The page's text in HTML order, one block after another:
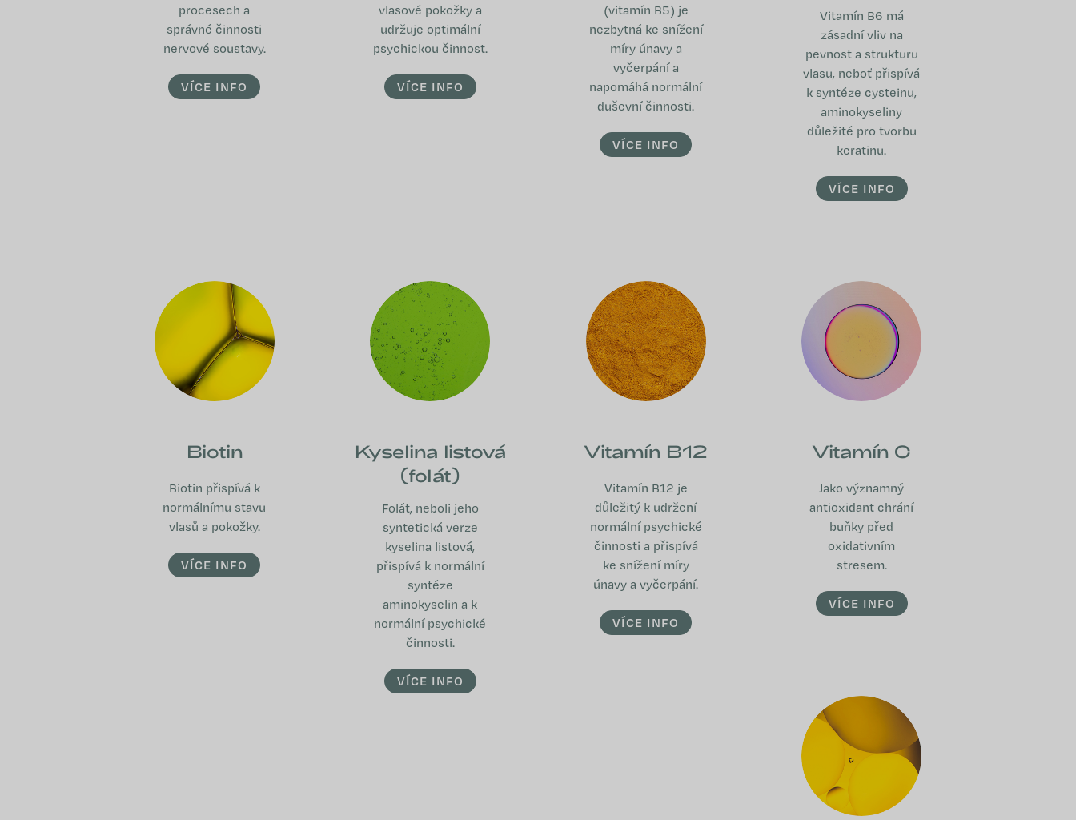
procesech a
správné činnosti
nervové soustavy.
VÍCE INFO
vlasové pokožky a
udržuje optimální
psychickou činnost.
VÍCE INFO
(vitamín B5) je
nezbytná ke snížení
míry únavy a
vyčerpání a
napomáhá normální
duševní činnosti.
VÍCE INFO
Vitamín B6 má
zásadní vliv na
pevnost a strukturu
vlasu, neboť přispívá
k syntéze cysteinu,
aminokyseliny
důležité pro tvorbu
keratinu.
VÍCE INFO
Biotin
Biotin přispívá k
normálnímu stavu
vlasů a pokožky.
VÍCE INFO
Kyselina listová
(folát)
Folát, neboli jeho
syntetická verze
kyselina listová,
přispívá k normální
syntéze
aminokyselin a k
normální psychické
činnosti.
VÍCE INFO
Vitamín B12
Vitamín B12 je
důležitý k udržení
normální psychické
činnosti a přispívá
ke snížení míry
únavy a vyčerpání.
VÍCE INFO
Vitamín C
Jako významný
antioxidant chrání
buňky před
oxidativním
stresem.
VÍCE INFO